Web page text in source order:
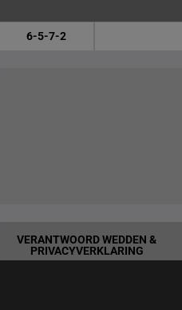
6-5-7-2
VERANTWOORD WEDDEN &
PRIVACYVERKLARING